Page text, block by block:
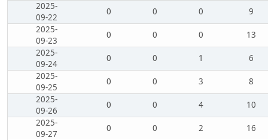
2025-
09-22
0 0 0
9
2025-
09-23
0 0 0
13
2025-
09-24
0 0 1
6
2025-
09-25
0 0 3
8
2025-
09-26
0 0 4
10
2025-
09-27
0 0 2
16